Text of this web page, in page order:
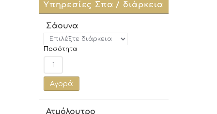
Υπηρεσίες Σπα / διάρκεια
Σάουνα
Ποσότητα
Αγορά
Ατμόλουτρο